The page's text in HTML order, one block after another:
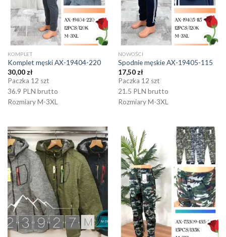
KOMPLET
Komplet męski AX-19404-220
30,00 zł
Paczka 12 szt
36.9 PLN brutto
Rozmiary M-3XL
NOWOŚCI
Spodnie męskie AX-19405-115
17,50 zł
Paczka 12 szt
21.5 PLN brutto
Rozmiary M-3XL